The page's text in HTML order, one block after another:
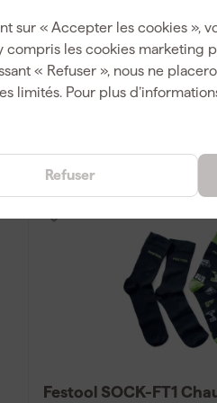
sur « Accepter les cookies »,
compris les cookies marketing
« Refuser », nous ne
limités. Pour plus
Refuser
Livré demain
19,99
Festool SOCK-FT1